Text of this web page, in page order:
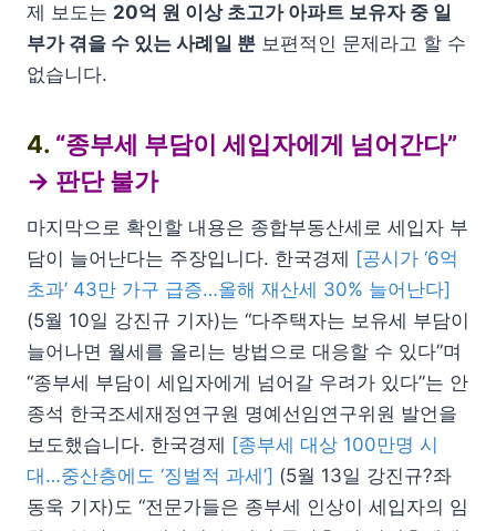
제 보도는 20억 원 이상 초고가 아파트 보유자 중 일
부가 겪을 수 있는 사례일 뿐 보편적인 문제라고 할 수
없습니다.
4. “종부세 부담이 세입자에게 넘어간다”
→ 판단 불가
마지막으로 확인할 내용은 종합부동산세로 세입자 부
담이 늘어난다는 주장입니다. 한국경제 [공시가 ‘6억
초과’ 43만 가구 급증…올해 재산세 30% 늘어난다]
(5월 10일 강진규 기자)는 “다주택자는 보유세 부담이
늘어나면 월세를 올리는 방법으로 대응할 수 있다”며
“종부세 부담이 세입자에게 넘어갈 우려가 있다”는 안
종석 한국조세재정연구원 명예선임연구위원 발언을
보도했습니다. 한국경제 [종부세 대상 100만명 시
대…중산층에도 ‘징벌적 과세’] (5월 13일 강진규?좌
동욱 기자)도 “전문가들은 종부세 인상이 세입자의 임